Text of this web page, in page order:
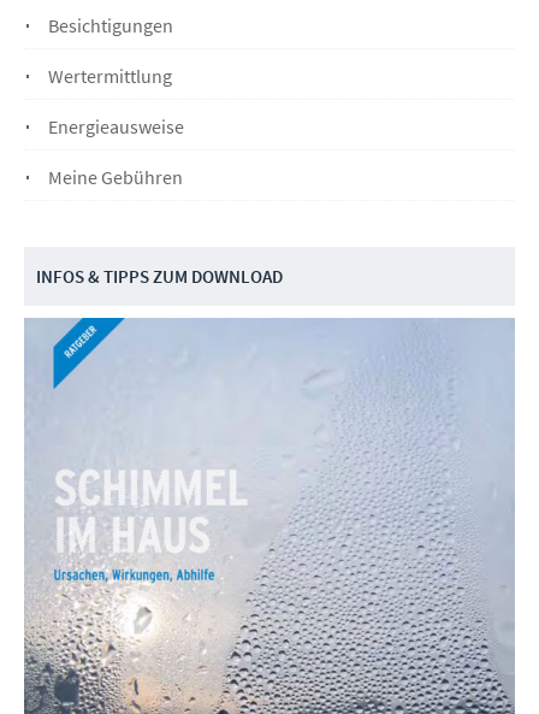
Besichtigungen
Wertermittlung
Energieausweise
Meine Gebühren
INFOS & TIPPS ZUM DOWNLOAD